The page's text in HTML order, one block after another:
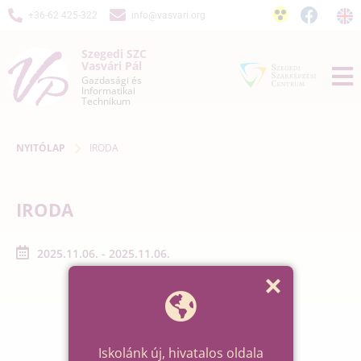
+36-62 425-322 info@vasvari.org
Szegedi SZC
Vasvári Pál
Gazdasági és
Informatikai
Technikum
NYITÓLAP IRODA
IRODA
2025.11.06. - 2025.11.06.
Iskolánk új, hivatalos oldala